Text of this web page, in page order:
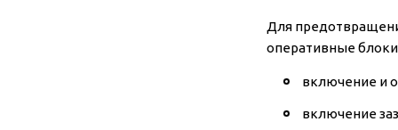
Для
оперативные
включение и
включение